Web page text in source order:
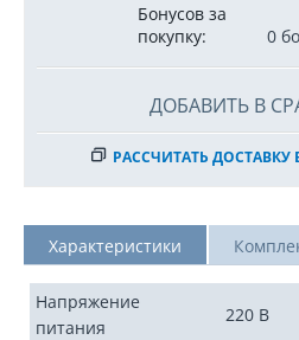
Бонусов за
покупку:
0
ДОБАВИТЬ В
РАССЧИТАТЬ
Характеристики
Напряжение
питания
220 В